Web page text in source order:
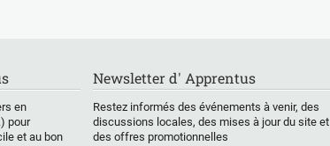
en
pour
et au bon
Newsletter d' Apprentus
Restez informés des événements à venir, des
discussions locales, des mises à jour du site et
des offres promotionnelles